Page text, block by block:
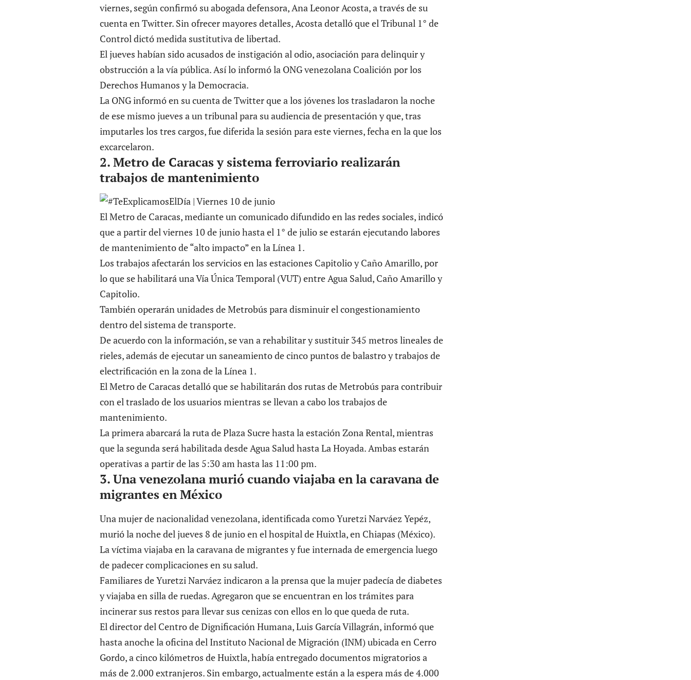
viernes, segúnconfirmó su abogada defensora, Ana Leonor Acosta, a través de su
cuenta en Twitter. Sin ofrecer mayores detalles, Acosta detalló que el Tribunal 1° de
Control dictó medida sustitutiva de libertad.
El jueves habían sido acusados de instigación al odio, asociación para delinquir y
obstrucción a la vía pública. Así lo informó la ONG venezolana Coalición por los
Derechos Humanos y la Democracia.
La ONG informó en su cuenta de Twitter que a los jóvenes los trasladaron la noche
de ese mismo jueves a un tribunal para su audiencia de presentación y que, tras
imputarles los tres cargos, fue diferida la sesión para este viernes, fecha en la que los
excarcelaron.
2.Metro de Caracas y sistema ferroviario realizarán
trabajos de mantenimiento
El Metro de Caracas, mediante un comunicado difundido en las redes sociales, indicó
que a partir del viernes 10 de junio hasta el 1° de julio se estarán ejecutando labores
de mantenimiento de “alto impacto” en la Línea 1.
Los trabajos afectarán los servicios en las estaciones Capitolio y Caño Amarillo, por
lo que se habilitará una Vía Única Temporal (VUT) entre Agua Salud, Caño Amarillo y
Capitolio.
También operarán unidades de Metrobús para disminuir el congestionamiento
dentro del sistema de transporte.
De acuerdo con la información, se van a rehabilitar y sustituir 345 metros lineales de
rieles, además de ejecutar un saneamiento de cinco puntos de balastro y trabajos de
electrificación en la zona de la Línea 1.
El Metro de Caracas detalló que se habilitarán dos rutas de Metrobús para contribuir
con el traslado de los usuarios mientras se llevan a cabo los trabajos de
mantenimiento.
La primera abarcará la ruta de Plaza Sucre hasta la estación Zona Rental, mientras
que la segunda será habilitada desde Agua Salud hasta La Hoyada. Ambas estarán
operativas a partir de las 5:30 am hasta las 11:00 pm.
3.Una venezolana murió cuando viajaba en la caravana de
migrantes en México
Una mujer de nacionalidad venezolana, identificada como Yuretzi Narváez Yepéz,
murió la noche del jueves 8 de junio en el hospital de Huixtla, en Chiapas (México).
La víctima viajaba en la caravana de migrantes y fue internada de emergencia luego
de padecer complicaciones en su salud.
Familiares de Yuretzi Narváez indicaron a la prensa que la mujer padecía de diabetes
y viajaba en silla de ruedas. Agregaron que se encuentran en los trámites para
incinerar sus restos para llevar sus cenizas con ellos en lo que queda de ruta.
El director del Centro de Dignificación Humana, Luis García Villagrán, informó que
hasta anoche la oficina del Instituto Nacional de Migración (INM) ubicada en Cerro
Gordo, a cinco kilómetros de Huixtla, había entregado documentos migratorios a
más de 2.000 extranjeros. Sin embargo, actualmente están a la espera más de 4.000